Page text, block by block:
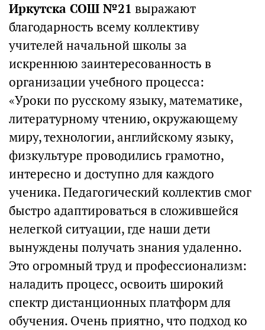
Иркутска СОШ №21 выражают
благодарность всему коллективу
учителей начальной школы за
искреннюю заинтересованность в
организации учебного процесса:
«Уроки по русскому языку, математике,
литературному чтению, окружающему
миру, технологии, английскому языку,
физкультуре проводились грамотно,
интересно и доступно для каждого
ученика. Педагогический коллектив смог
быстро адаптироваться в сложившейся
нелегкой ситуации, где наши дети
вынуждены получать знания удаленно.
Это огромный труд и профессионализм:
наладить процесс, освоить широкий
спектр дистанционных платформ для
обучения. Очень приятно, что подход ко